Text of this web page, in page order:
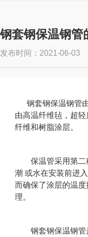
钢套钢保温钢管
发布时间：2021-06-
钢套钢保温钢管由
由高温纤维毡，超
纤维和树脂涂层。
保温管采用第二种
潮 或水在安装前进
而确保了涂层的温
理。
钢套钢保温钢管是